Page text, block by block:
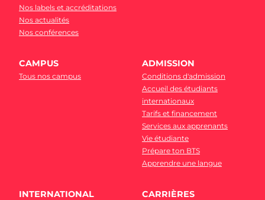
Nos labels et accréditations
Nos actualités
Nos conférences
CAMPUS
Tous nos campus
ADMISSION
Conditions d'admission
Accueil des étudiants
internationaux
Tarifs et financement
Services aux apprenants
Vie étudiante
Prépare ton BTS
Apprendre une langue
INTERNATIONAL CARRIÈRES